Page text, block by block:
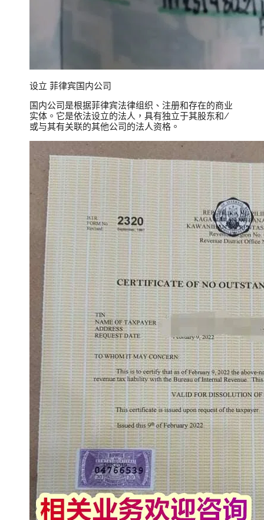
设立 菲律宾国内公司
国内公司是根据菲律宾法律组织、注册和存在的商业
实体。它是依法设立的法人，具有独立于其股东和/
或与其有关联的其他公司的法人资格。